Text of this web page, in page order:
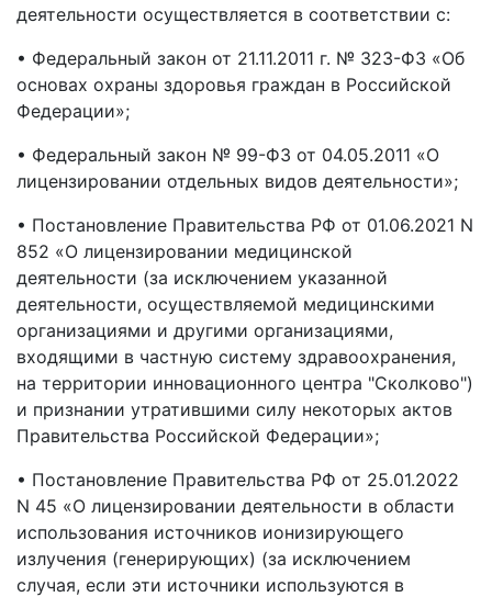
деятельности осуществляется в соответствии с:
• Федеральный закон от 21.11.2011 г. № 323-ФЗ «Об
основах охраны здоровья граждан в Российской
Федерации»;
• Федеральный закон № 99-ФЗ от 04.05.2011 «О
лицензировании отдельных видов деятельности»;
• Постановление Правительства РФ от 01.06.2021 N
852 «О лицензировании медицинской
деятельности (за исключением указанной
деятельности, осуществляемой медицинскими
организациями и другими организациями,
входящими в частную систему здравоохранения,
на территории инновационного центра "Сколково")
и признании утратившими силу некоторых актов
Правительства Российской Федерации»;
• Постановление Правительства РФ от 25.01.2022
N 45 «О лицензировании деятельности в области
использования источников ионизирующего
излучения (генерирующих) (за исключением
случая, если эти источники используются в